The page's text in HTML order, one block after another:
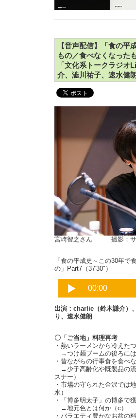
【音声配信】「食の平
もの／食べなくなった
「文化系トークラジ
介、澁川祐子、速水健
宮崎智之さん 撮影：サ
「食の平成史～この30年で
の」Part7（37'30"）
出演：charlie（鈴木謙介）
り、速水健朗
〇「ご当地」料理再考
・熱いラーメンから冷えた
→つけ麺ブームの後ろに
・昔ながらの行事食を食べ
→少子高齢化や既製品の流
スナー）
・市場の守られた金沢では
水）
・「博多明太子」の博多で
→地元色とは何か（c）
・バラエティ豊かなお盆の